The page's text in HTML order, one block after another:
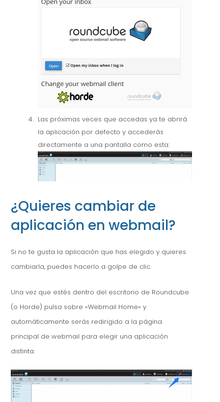
Las próximas veces que accedas ya te abrirá
la aplicación por defecto y accederás
directamente a una pantalla como esta:
¿Quieres cambiar de
aplicación en webmail?
Si no te gusta la aplicación que has elegido y quieres
cambiarla, puedes hacerlo a golpe de clic.
Una vez que estés dentro del escritorio de Roundcube
(o Horde) pulsa sobre «Webmail Home» y
automáticamente serás redirigido a la página
principal de webmail para elegir una aplicación
distinta.